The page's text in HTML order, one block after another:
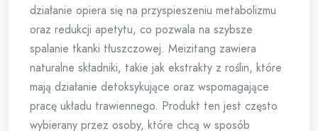
działanie opiera się na przyspieszeniu metabolizmu
oraz redukcji apetytu, co pozwala na szybsze
spalanie tkanki tłuszczowej. Meizitang zawiera
naturalne składniki, takie jak ekstrakty z roślin, które
mają działanie detoksykujące oraz wspomagające
pracę układu trawiennego. Produkt ten jest często
wybierany przez osoby, które chcą w sposób